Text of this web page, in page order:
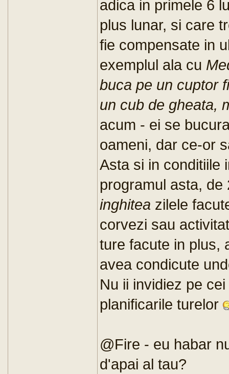
adica in primele 6
plus lunar, si care
fie compensate in
exemplul ala cu
buca pe un cuptor
un cub de gheata,
acum - ei se
oameni, dar ce-or
Asta si in conditiile
programul asta,
inghitea zilele
corvezi sau
ture facute in plus,
avea condicute
Nu ii invidiez pe
planificarile turelor
@Fire - eu habar
d'apai al tau?